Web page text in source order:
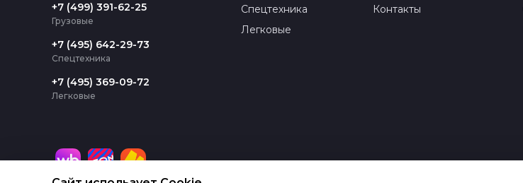
+7 (499) 391-62-25
Грузовые
+7 (495) 642-29-73
Спецтехника
+7 (495) 369-09-72
Легковые
Спецтехника
Легковые
Контакты